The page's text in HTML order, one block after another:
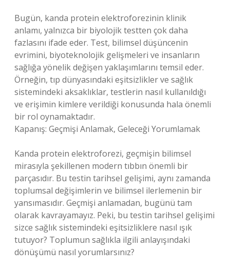
Bugün, kanda protein elektroforezinin klinik
anlamı, yalnızca bir biyolojik testten çok daha
fazlasını ifade eder. Test, bilimsel düşüncenin
evrimini, biyoteknolojik gelişmeleri ve insanların
sağlığa yönelik değişen yaklaşımlarını temsil eder.
Örneğin, tıp dünyasındaki eşitsizlikler ve sağlık
sistemindeki aksaklıklar, testlerin nasıl kullanıldığı
ve erişimin kimlere verildiği konusunda hala önemli
bir rol oynamaktadır.
Kapanış: Geçmişi Anlamak, Geleceği Yorumlamak
Kanda protein elektroforezi, geçmişin bilimsel
mirasıyla şekillenen modern tıbbın önemli bir
parçasıdır. Bu testin tarihsel gelişimi, aynı zamanda
toplumsal değişimlerin ve bilimsel ilerlemenin bir
yansımasıdır. Geçmişi anlamadan, bugünü tam
olarak kavrayamayız. Peki, bu testin tarihsel gelişimi
sizce sağlık sistemindeki eşitsizliklere nasıl ışık
tutuyor? Toplumun sağlıkla ilgili anlayışındaki
dönüşümü nasıl yorumlarsınız?